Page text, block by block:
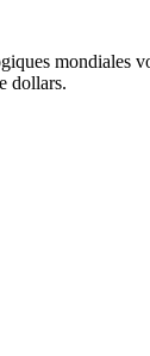
mondiales
dollars.